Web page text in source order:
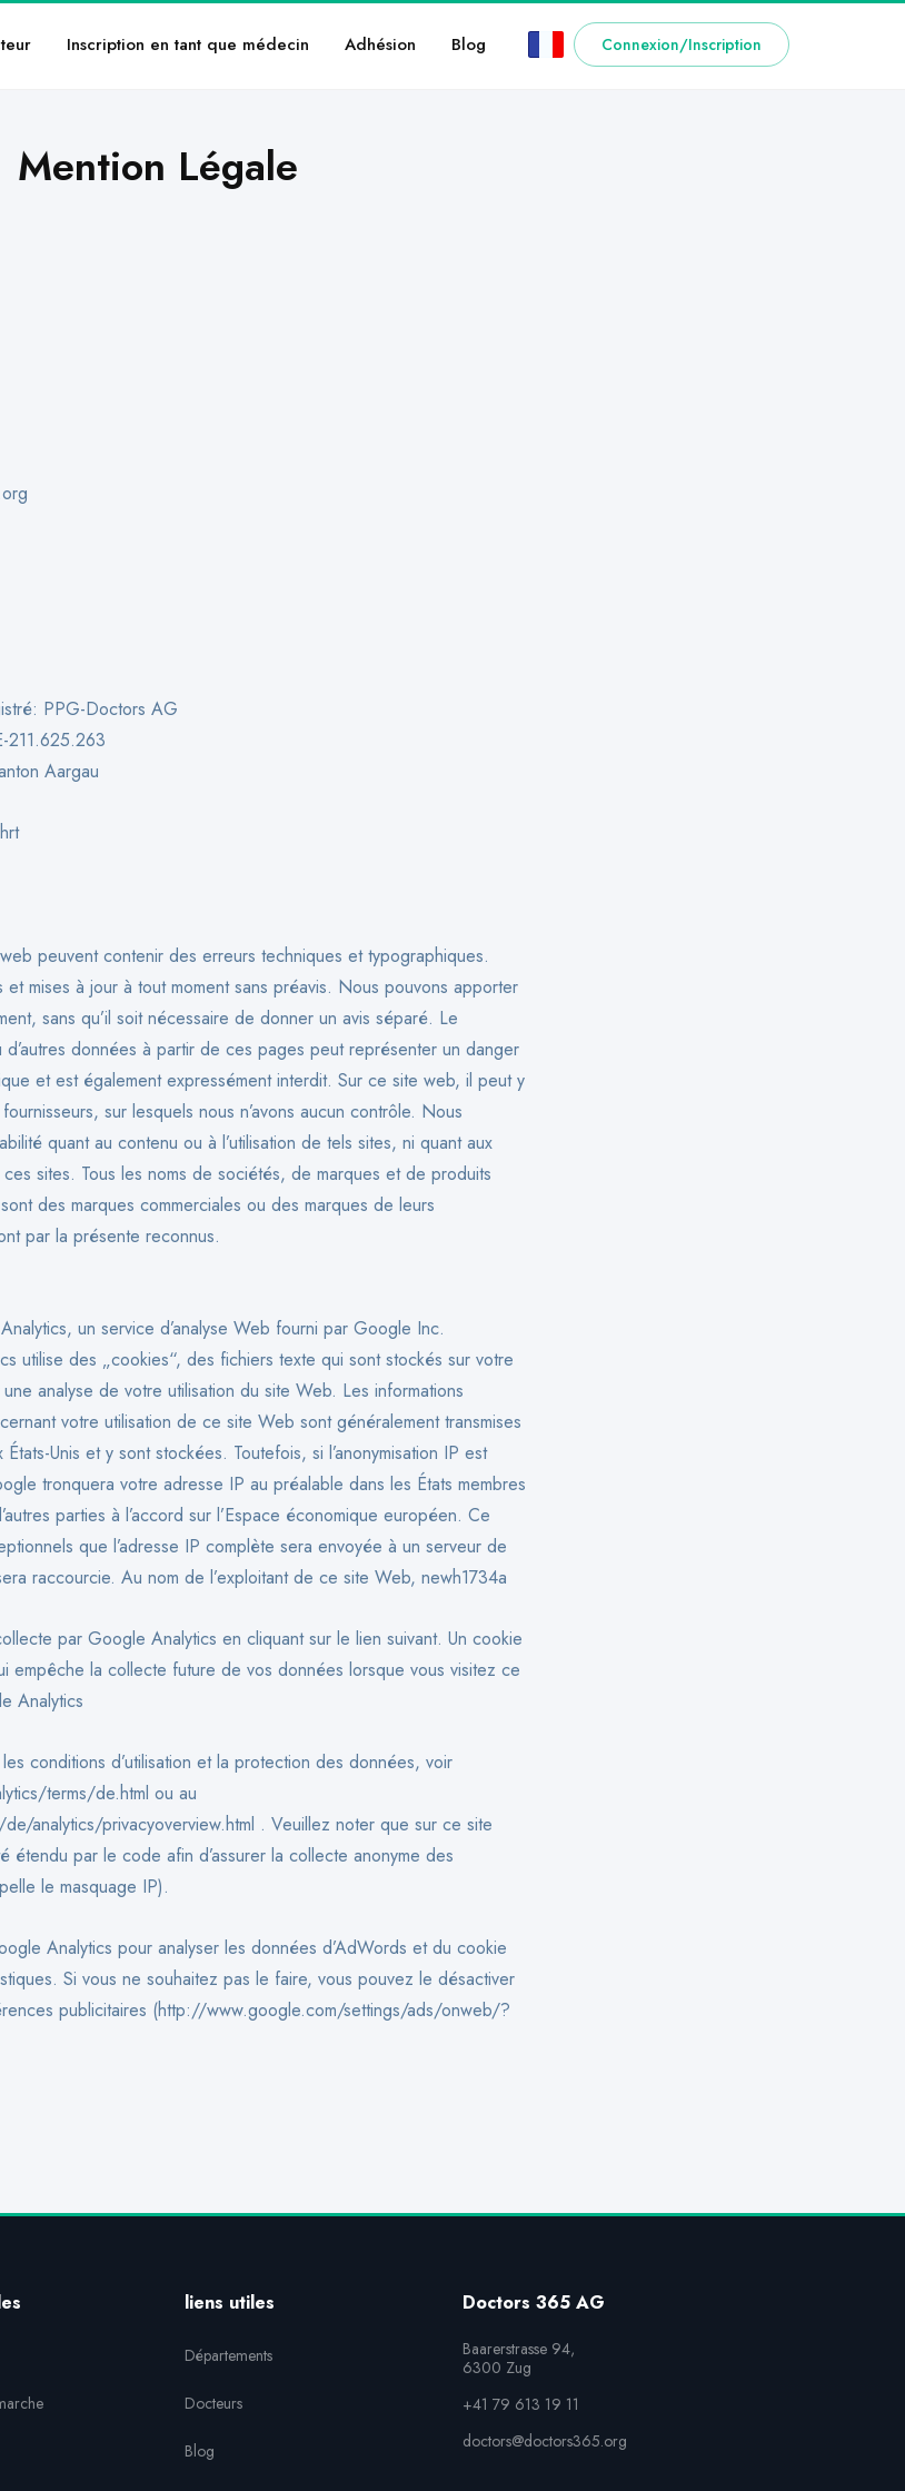
Inscription en tant que médecin Adhésion Blog Connexion/Inscription
Mention Légale
PPG-Doctors AG
211.625.263
Aargau
peuvent contenir des erreurs techniques et typographiques.
mises à jour à tout moment sans préavis. Nous pouvons apporter
sans qu’il soit nécessaire de donner un avis séparé. Le
d’autres données à partir de ces pages peut représenter un danger
et est également expressément interdit. Sur ce site web, il peut y
sur lesquels nous n’avons aucun contrôle. Nous
quant au contenu ou à l’utilisation de tels sites, ni quant aux
sites. Tous les noms de sociétés, de marques et de produits
des marques commerciales ou des marques de leurs
par la présente reconnus.
un service d’analyse Web fourni par Google Inc.
utilise des „cookies“, des fichiers texte qui sont stockés sur votre
analyse de votre utilisation du site Web. Les informations
votre utilisation de ce site Web sont généralement transmises
Unis et y sont stockées. Toutefois, si l’anonymisation IP est
tronquera votre adresse IP au préalable dans les États membres
parties à l’accord sur l’Espace économique européen. Ce
que l’adresse IP complète sera envoyée à un serveur de
raccourcie. Au nom de l’exploitant de ce site Web, newh1734a
par Google Analytics en cliquant sur le lien suivant. Un cookie
empêche la collecte future de vos données lorsque vous visitez ce
Analytics
conditions d’utilisation et la protection des données, voir
terms/de.html ou au
analytics/privacyoverview.html . Veuillez noter que sur ce site
étendu par le code afin d’assurer la collecte anonyme des
le masquage IP).
Analytics pour analyser les données d’AdWords et du cookie
Si vous ne souhaitez pas le faire, vous pouvez le désactiver
publicitaires (http://www.google.com/settings/ads/onweb/?
liens utiles
Départements
Docteurs
Blog
Doctors 365 AG
Baarerstrasse 94,
6300 Zug
+41 79 613 19 11
doctors@doctors365.org